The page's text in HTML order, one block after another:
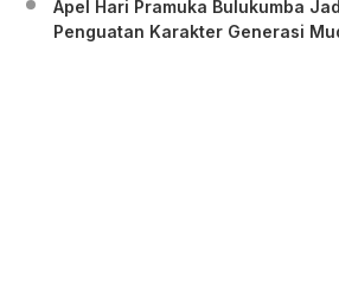
Apel Hari Pramuka Bulukumba
Penguatan Karakter Generasi